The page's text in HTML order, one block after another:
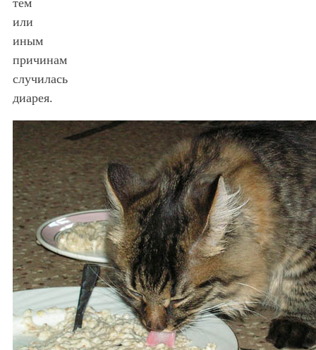
или
иным
причинам
случилась
диарея.